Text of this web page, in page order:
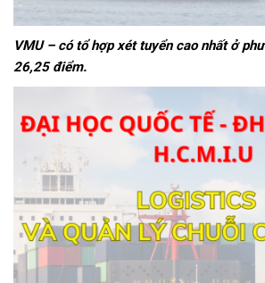
VMU – có tổ hợp xét tuyển cao nhất ở
26,25 điểm.